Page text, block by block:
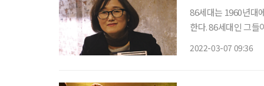
86세대는 1960년대
한다. 86세대인 그들
2022-03-07 09:36